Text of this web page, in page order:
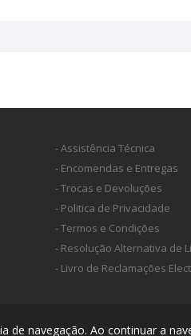
de navegação. Ao continuar a
- Assistência Técnica
- Encomendas e Entregas
- Trocas e Devoluções
- Politica de Privacidade
- Termos e Condições
- Resolução Alternativa de
- Livro de Reclamações